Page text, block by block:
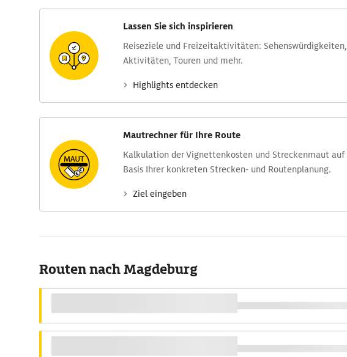
Lassen Sie sich inspirieren
Reise­ziele und Freizeit­aktivitäten: Sehens­würdig­keiten,
Aktivitäten, Touren und mehr.
Highlights entdecken
Mautrechner für Ihre Route
Kalkulation der Vignettenkosten und Streckenmaut auf
Basis Ihrer konkreten Strecken- und Routenplanung.
Ziel eingeben
Routen nach Magdeburg